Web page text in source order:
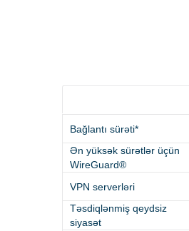
Bağlantı sürəti*
Ən yüksək sürətlər üçün
WireGuard®
VPN serverləri
Təsdiqlənmiş qeydsiz
siyasət